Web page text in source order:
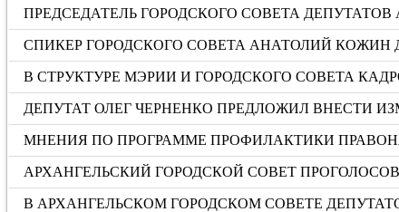
ПРЕДСЕДАТЕЛЬ ГОРОДСКОГО СОВЕТА
СПИКЕР ГОРОДСКОГО СОВЕТА АНАТОЛИЙ
В СТРУКТУРЕ МЭРИИ И ГОРОДСКОГО СОВЕТА
ДЕПУТАТ ОЛЕГ ЧЕРНЕНКО ПРЕДЛОЖИЛ ВНЕСТИ
МНЕНИЯ ПО ПРОГРАММЕ ПРОФИЛАКТИКИ
АРХАНГЕЛЬСКИЙ ГОРОДСКОЙ СОВЕТ
В АРХАНГЕЛЬСКОМ ГОРОДСКОМ СОВЕТЕ